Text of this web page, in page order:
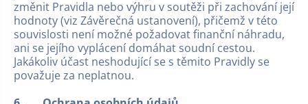
změnit Pravidla nebo výhru v soutěži při zachování její
hodnoty (viz Závěrečná ustanovení), přičemž v této
souvislosti není možné požadovat finanční náhradu,
ani se jejího vyplácení domáhat soudní cestou.
Jakákoliv účast neshodující se s těmito Pravidly se
považuje za neplatnou.